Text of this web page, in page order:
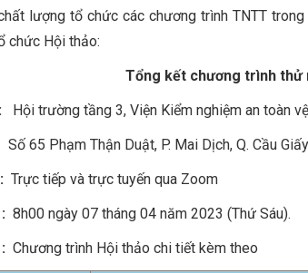
lượng tổ chức các chương trình TNTT
chức Hội thảo:
Tổng kết chương trình thử
Hội trường tầng 3, Viện Kiểm nghiệm an
Thận Duật, P. Mai Dịch, Q. Cầu Giấy,
Trực tiếp và trực tuyến qua Zoom
8h00 ngày 07 tháng 04 năm 2023 (Thứ Sáu).
Chương trình Hội thảo chi tiết kèm theo